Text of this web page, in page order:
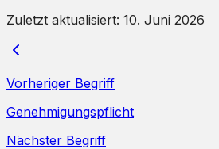
Zuletzt aktualisiert: 10. Juni 2026
Vorheriger Begriff
Genehmigungspflicht
Nächster Begriff